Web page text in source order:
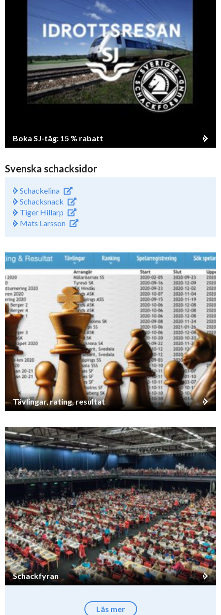
Boka SJ-tåg: 15 % rabatt
Svenska schacksidor
Schackelina
Schacksnack
Tiger Hillarp
Mats Larsson
Tävlingar, rating, resultat
Schackfyran
Läs mer